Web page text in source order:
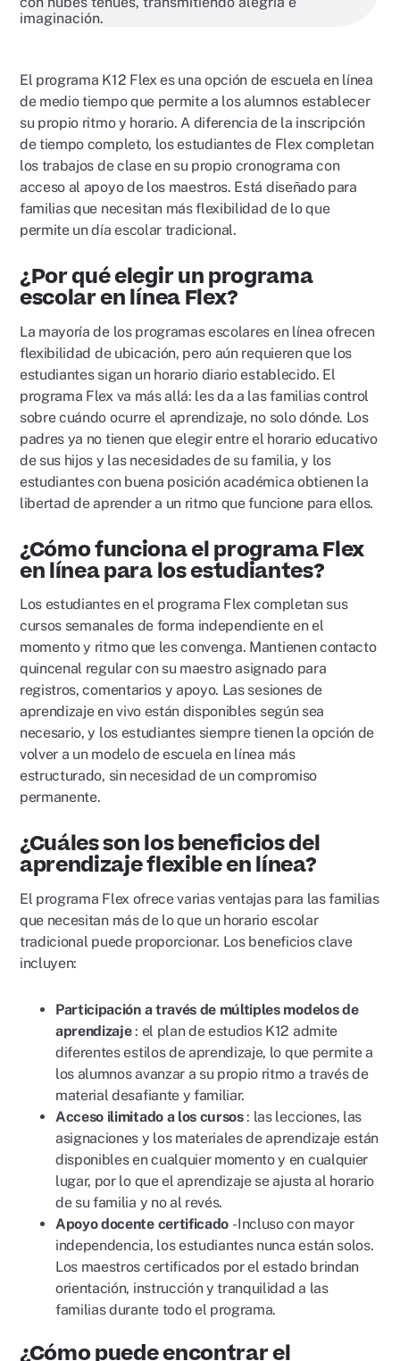
El programa K12 Flex es una opción de escuela en línea
de medio tiempo que permite a los alumnos establecer
su propio ritmo y horario. A diferencia de la inscripción
de tiempo completo, los estudiantes de Flex completan
los trabajos de clase en su propio cronograma con
acceso al apoyo de los maestros. Está diseñado para
familias que necesitan más flexibilidad de lo que
permite un día escolar tradicional.
¿Por qué elegir un programa
escolar en línea Flex?
La mayoría de los programas escolares en línea ofrecen
flexibilidad de ubicación, pero aún requieren que los
estudiantes sigan un horario diario establecido. El
programa Flex va más allá: les da a las familias control
sobre cuándo ocurre el aprendizaje, no solo dónde. Los
padres ya no tienen que elegir entre el horario educativo
de sus hijos y las necesidades de su familia, y los
estudiantes con buena posición académica obtienen la
libertad de aprender a un ritmo que funcione para ellos.
¿Cómo funciona el programa Flex
en línea para los estudiantes?
Los estudiantes en el programa Flex completan sus
cursos semanales de forma independiente en el
momento y ritmo que les convenga. Mantienen contacto
quincenal regular con su maestro asignado para
registros, comentarios y apoyo. Las sesiones de
aprendizaje en vivo están disponibles según sea
necesario, y los estudiantes siempre tienen la opción de
volver a un modelo de escuela en línea más
estructurado, sin necesidad de un compromiso
permanente.
¿Cuáles son los beneficios del
aprendizaje flexible en línea?
El programa Flex ofrece varias ventajas para las familias
que necesitan más de lo que un horario escolar
tradicional puede proporcionar. Los beneficios clave
incluyen:
Participación a través de múltiples modelos de
aprendizaje: el plan de estudios K12 admite
diferentes estilos de aprendizaje, lo que permite a
los alumnos avanzar a su propio ritmo a través de
material desafiante y familiar.
Acceso ilimitado a los cursos: las lecciones, las
asignaciones y los materiales de aprendizaje están
disponibles en cualquier momento y en cualquier
lugar, por lo que el aprendizaje se ajusta al horario
de su familia y no al revés.
Apoyo docente certificado - Incluso con mayor
independencia, los estudiantes nunca están solos.
Los maestros certificados por el estado brindan
orientación, instrucción y tranquilidad a las
familias durante todo el programa.
¿Cómo puede encontrar el